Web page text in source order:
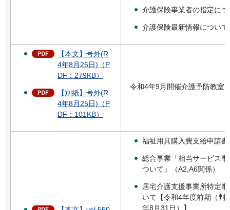
介護保険事業者の指定につ
介護保険最新情報について
【本文】号外(R
4年8月25日)（P
DF：279KB）
【別紙】号外(R
4年8月25日)（P
DF：101KB）
令和4年9月開催介護予防教室
福祉用具購入費支給申請
総合事業「相当サービス
ついて」（A2,A6関係）
居宅介護支援事業所特定
いて【令和4年度前期（判
年8月31日）】